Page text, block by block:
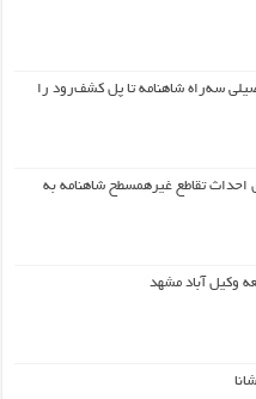
سه‌راه شاهنامه تا پل کشف‌رود را
احداث تقاطع غیرهمسطح شاهنامه به
وکیل آباد مشهد